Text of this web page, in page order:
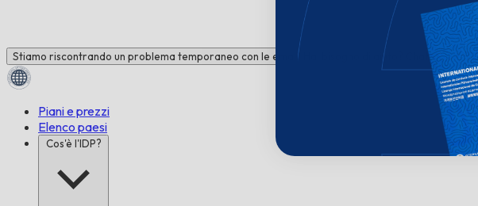
Stiamo riscontrando un problema temporaneo con le email. Hai bisogno di aiuto? Chatta con noi!
Piani e prezzi
Elenco paesi
Cos'è l'IDP?